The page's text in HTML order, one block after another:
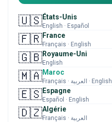
🇺🇸États-Unis
English · Español
🇫🇷France
Français · English
🇬🇧Royaume-Uni
English
🇲🇦Maroc
Français · العربية · English
🇪🇸Espagne
Español · English
🇩🇿Algérie
Français · العربية